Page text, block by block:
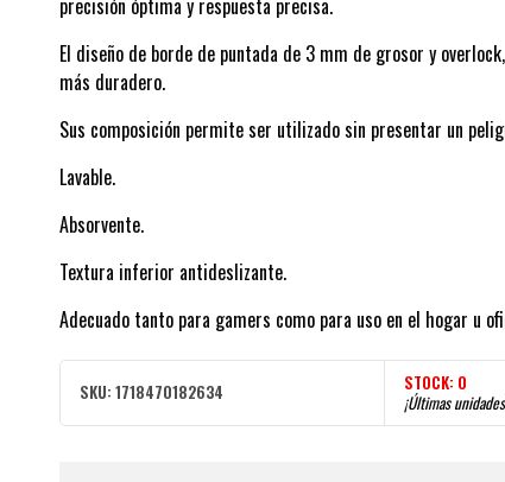
precisión óptima y respuesta precisa.
El diseño de borde de puntada de 3 mm de grosor y
más duradero.
Sus composición permite ser utilizado sin presentar un
Lavable.
Absorvente.
Textura inferior antideslizante.
Adecuado tanto para gamers como para uso en el hogar u
SKU: 1718470182634 STOCK: 0
¡Últimas